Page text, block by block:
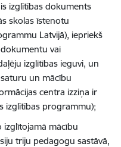
izglītības dokuments
skolas īstenotu
Latvijā), iepriekš
vai
izglītības ieguvi, un
un mācību
centra izziņa ir
izglītības programmu);
izglītojamā mācību
triju pedagogu sastāvā,